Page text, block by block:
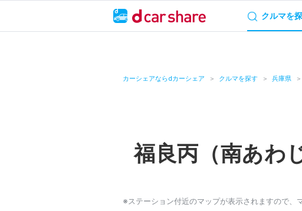
クルマを
カーシェアならdカーシェア クルマを探す 兵庫県
福良丙（南あわ
※ステーション付近のマップが表示されますので、
よくあるご質問・お問い合わ